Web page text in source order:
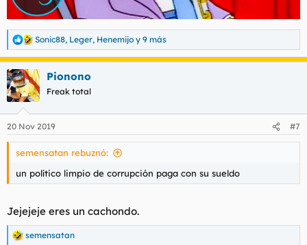
R
e
a
c
c
i
e
s
Sonic88, Leger, Henemijo y 9 más
Pionono
Freak total
20 Nov 2019 #7
semensatan rebuznó:
un político limpio de corrupción paga con su sueldo
Jejejeje eres un cachondo.
R
semensatan